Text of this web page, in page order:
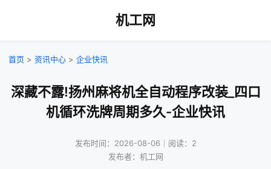
机工网
首页 > 资讯中心 > 企业快讯
深藏不露!扬州麻将机全自动程序改装_四口
机循环洗牌周期多久-企业快讯
发布时间：2026-08-06｜阅读：2
发布者：机工网